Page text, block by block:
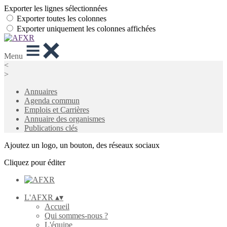
Exporter les lignes sélectionnées
Exporter toutes les colonnes
Exporter uniquement les colonnes affichées
Menu
<
>
Annuaires
Agenda commun
Emplois et Carrières
Annuaire des organismes
Publications clés
Ajoutez un logo, un bouton, des réseaux sociaux
Cliquez pour éditer
L'AFXR ▴▾
Accueil
Qui sommes-nous ?
L'équipe